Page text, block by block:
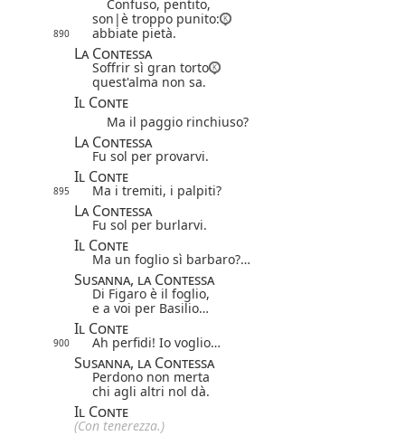
Confuso, pentito,
son|è troppo punito:
890 abbiate pietà.
La Contessa
Soffrir sì gran torto
quest'alma non sa.
Il Conte
Ma il paggio rinchiuso?
La Contessa
Fu sol per provarvi.
Il Conte
895 Ma i tremiti, i palpiti?
La Contessa
Fu sol per burlarvi.
Il Conte
Ma un foglio sì barbaro?…
Susanna, la Contessa
Di Figaro è il foglio,
e a voi per Basilio…
Il Conte
900 Ah perfidi! Io voglio…
Susanna, la Contessa
Perdono non merta
chi agli altri nol dà.
Il Conte
(Con tenerezza.)